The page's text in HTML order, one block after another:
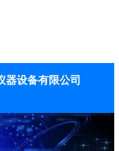
器设备有限公司